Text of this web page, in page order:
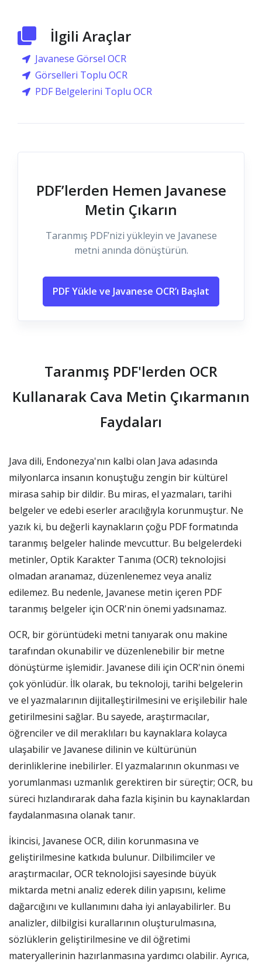
İlgili Araçlar
Javanese Görsel OCR
Görselleri Toplu OCR
PDF Belgelerini Toplu OCR
PDF’lerden Hemen Javanese
Metin Çıkarın
Taranmış PDF’nizi yükleyin ve Javanese
metni anında dönüştürün.
PDF Yükle ve Javanese OCR’ı Başlat
Taranmış PDF'lerden OCR
Kullanarak Cava Metin Çıkarmanın
Faydaları
Java dili, Endonezya'nın kalbi olan Java adasında
milyonlarca insanın konuştuğu zengin bir kültürel
mirasa sahip bir dildir. Bu miras, el yazmaları, tarihi
belgeler ve edebi eserler aracılığıyla korunmuştur. Ne
yazık ki, bu değerli kaynakların çoğu PDF formatında
taranmış belgeler halinde mevcuttur. Bu belgelerdeki
metinler, Optik Karakter Tanıma (OCR) teknolojisi
olmadan aranamaz, düzenlenemez veya analiz
edilemez. Bu nedenle, Javanese metin içeren PDF
taranmış belgeler için OCR'nin önemi yadsınamaz.
OCR, bir görüntüdeki metni tanıyarak onu makine
tarafından okunabilir ve düzenlenebilir bir metne
dönüştürme işlemidir. Javanese dili için OCR'nin önemi
çok yönlüdür. İlk olarak, bu teknoloji, tarihi belgelerin
ve el yazmalarının dijitalleştirilmesini ve erişilebilir hale
getirilmesini sağlar. Bu sayede, araştırmacılar,
öğrenciler ve dil meraklıları bu kaynaklara kolayca
ulaşabilir ve Javanese dilinin ve kültürünün
derinliklerine inebilirler. El yazmalarının okunması ve
yorumlanması uzmanlık gerektiren bir süreçtir; OCR, bu
süreci hızlandırarak daha fazla kişinin bu kaynaklardan
faydalanmasına olanak tanır.
İkincisi, Javanese OCR, dilin korunmasına ve
geliştirilmesine katkıda bulunur. Dilbilimciler ve
araştırmacılar, OCR teknolojisi sayesinde büyük
miktarda metni analiz ederek dilin yapısını, kelime
dağarcığını ve kullanımını daha iyi anlayabilirler. Bu
analizler, dilbilgisi kurallarının oluşturulmasına,
sözlüklerin geliştirilmesine ve dil öğretimi
materyallerinin hazırlanmasına yardımcı olabilir. Ayrıca,